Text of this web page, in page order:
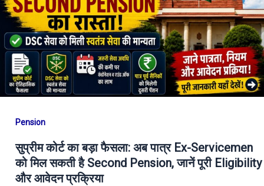
Pension
सुप्रीम कोर्ट का बड़ा फैसला: अब पात्र Ex-Servicemen
को मिल सकती है Second Pension, जानें पूरी Eligibility
और आवेदन प्रक्रिया